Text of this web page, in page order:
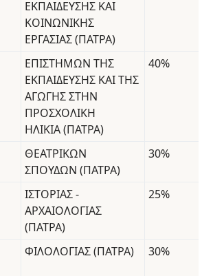
ΕΚΠΑΙΔΕΥΣΗΣ ΚΑΙ
ΚΟΙΝΩΝΙΚΗΣ
ΕΡΓΑΣΙΑΣ (ΠΑΤΡΑ)
ΕΠΙΣΤΗΜΩΝ ΤΗΣ
ΕΚΠΑΙΔΕΥΣΗΣ ΚΑΙ ΤΗΣ
ΑΓΩΓΗΣ ΣΤΗΝ
ΠΡΟΣΧΟΛΙΚΗ
ΗΛΙΚΙΑ (ΠΑΤΡΑ)
40%
ΘΕΑΤΡΙΚΩΝ
ΣΠΟΥΔΩΝ (ΠΑΤΡΑ)
30%
ΙΣΤΟΡΙΑΣ -
ΑΡΧΑΙΟΛΟΓΙΑΣ
(ΠΑΤΡΑ)
25%
ΦΙΛΟΛΟΓΙΑΣ (ΠΑΤΡΑ) 30%